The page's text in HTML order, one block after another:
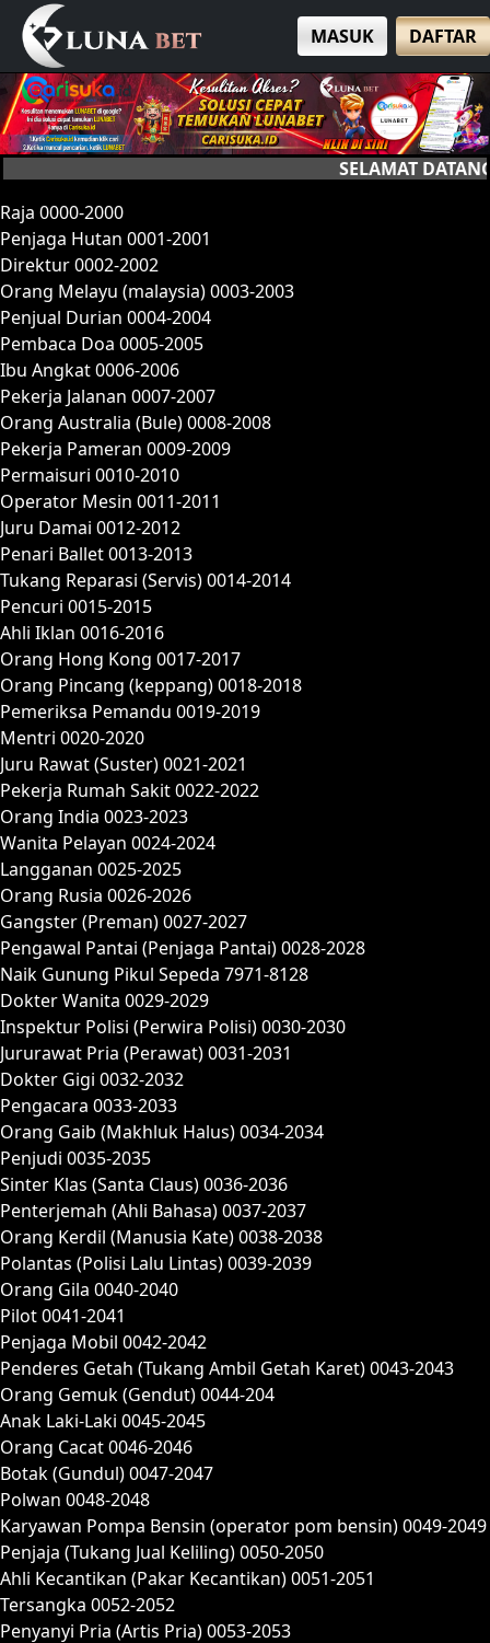
MASUK DAFTAR
SELAMAT DATANG DI
Raja 0000-2000
Penjaga Hutan 0001-2001
Direktur 0002-2002
Orang Melayu (malaysia) 0003-2003
Penjual Durian 0004-2004
Pembaca Doa 0005-2005
Ibu Angkat 0006-2006
Pekerja Jalanan 0007-2007
Orang Australia (Bule) 0008-2008
Pekerja Pameran 0009-2009
Permaisuri 0010-2010
Operator Mesin 0011-2011
Juru Damai 0012-2012
Penari Ballet 0013-2013
Tukang Reparasi (Servis) 0014-2014
Pencuri 0015-2015
Ahli Iklan 0016-2016
Orang Hong Kong 0017-2017
Orang Pincang (keppang) 0018-2018
Pemeriksa Pemandu 0019-2019
Mentri 0020-2020
Juru Rawat (Suster) 0021-2021
Pekerja Rumah Sakit 0022-2022
Orang India 0023-2023
Wanita Pelayan 0024-2024
Langganan 0025-2025
Orang Rusia 0026-2026
Gangster (Preman) 0027-2027
Pengawal Pantai (Penjaga Pantai) 0028-2028
Naik Gunung Pikul Sepeda 7971-8128
Dokter Wanita 0029-2029
Inspektur Polisi (Perwira Polisi) 0030-2030
Jururawat Pria (Perawat) 0031-2031
Dokter Gigi 0032-2032
Pengacara 0033-2033
Orang Gaib (Makhluk Halus) 0034-2034
Penjudi 0035-2035
Sinter Klas (Santa Claus) 0036-2036
Penterjemah (Ahli Bahasa) 0037-2037
Orang Kerdil (Manusia Kate) 0038-2038
Polantas (Polisi Lalu Lintas) 0039-2039
Orang Gila 0040-2040
Pilot 0041-2041
Penjaga Mobil 0042-2042
Penderes Getah (Tukang Ambil Getah Karet) 0043-2043
Orang Gemuk (Gendut) 0044-204
Anak Laki-Laki 0045-2045
Orang Cacat 0046-2046
Botak (Gundul) 0047-2047
Polwan 0048-2048
Karyawan Pompa Bensin (operator pom bensin) 0049-2049
Penjaja (Tukang Jual Keliling) 0050-2050
Ahli Kecantikan (Pakar Kecantikan) 0051-2051
Tersangka 0052-2052
Penyanyi Pria (Artis Pria) 0053-2053